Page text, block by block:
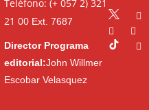
Teléfono: (+ 057 2) 321
21 00Ext. 7687
Director Programa
editorial:John Willmer
Escobar Velasquez